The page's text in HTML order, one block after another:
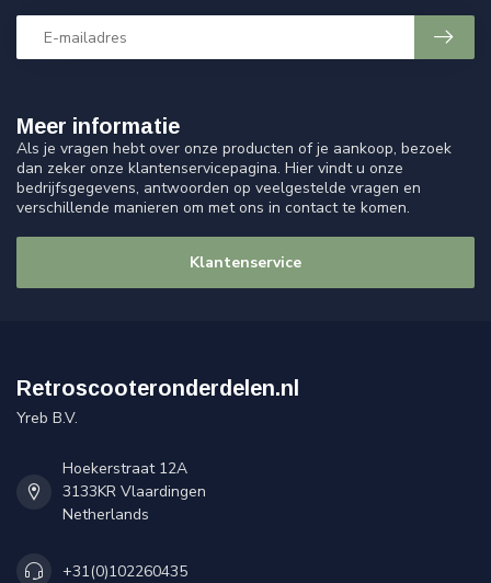
Meer informatie
Als je vragen hebt over onze producten of je aankoop, bezoek
dan zeker onze klantenservicepagina. Hier vindt u onze
bedrijfsgegevens, antwoorden op veelgestelde vragen en
verschillende manieren om met ons in contact te komen.
Klantenservice
Retroscooteronderdelen.nl
Yreb B.V.
Hoekerstraat 12A
3133KR Vlaardingen
Netherlands
+31(0)102260435